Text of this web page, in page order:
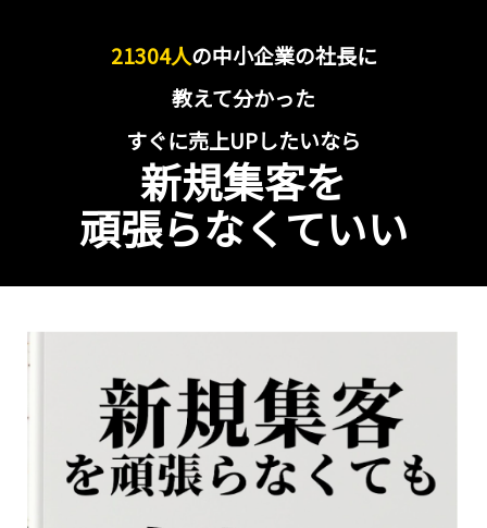
21304人の中小企業の社長に
教えて分かった
すぐに売上UPしたいなら
新規集客を
頑張らなくていい